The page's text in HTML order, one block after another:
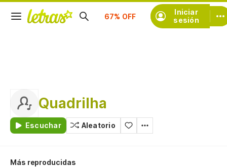
Iniciar
sesión
Suscríbete
Quadrilha
Escuchar Aleatorio
Más reproducidas